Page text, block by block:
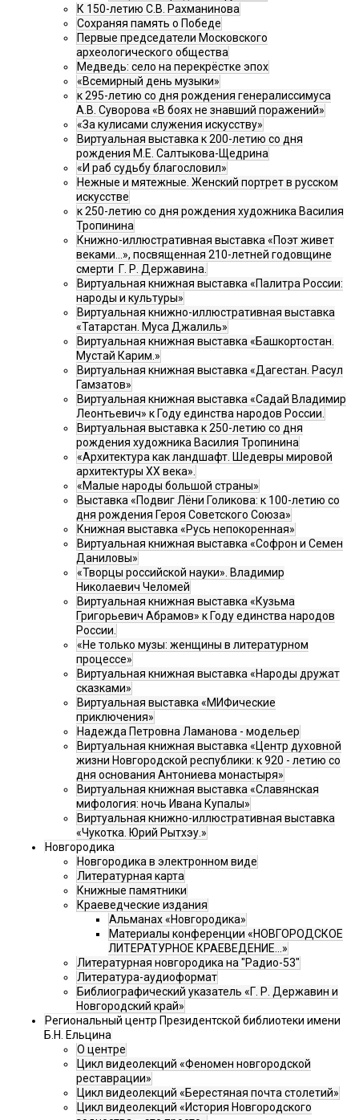
К 150-летию С.В. Рахманинова
Сохраняя память о Победе
Первые председатели Московского
археологического общества
Медведь: село на перекрёстке эпох
«Всемирный день музыки»
к 295-летию со дня рождения генералиссимуса
А.В. Суворова «В боях не знавший поражений»
«За кулисами служения искусству»
Виртуальная выставка к 200-летию со дня
рождения М.Е. Салтыкова-Щедрина
«И раб судьбу благословил»
Нежные и мятежные. Женский портрет в русском
искусстве
к 250-летию со дня рождения художника Василия
Тропинина
Книжно-иллюстративная выставка «Поэт живет
веками…», посвященная 210-летней годовщине
смерти Г. Р. Державина.
Виртуальная книжная выставка «Палитра России:
народы и культуры»
Виртуальная книжно-иллюстративная выставка
«Татарстан. Муса Джалиль»
Виртуальная книжная выставка «Башкортостан.
Мустай Карим.»
Виртуальная книжная выставка «Дагестан. Расул
Гамзатов»
Виртуальная книжная выставка «Садай Владимир
Леонтьевич» к Году единства народов России.
Виртуальная выставка к 250-летию со дня
рождения художника Василия Тропинина
«Архитектура как ландшафт. Шедевры мировой
архитектуры XX века».
«Малые народы большой страны»
Выставка «Подвиг Лёни Голикова: к 100-летию со
дня рождения Героя Советского Союза»
Книжная выставка «Русь непокоренная»
Виртуальная книжная выставка «Софрон и Семен
Даниловы»
«Творцы российской науки». Владимир
Николаевич Челомей
Виртуальная книжная выставка «Кузьма
Григорьевич Абрамов» к Году единства народов
России.
«Не только музы: женщины в литературном
процессе»
Виртуальная книжная выставка «Народы дружат
сказками»
Виртуальная выставка «МИФические
приключения»
Надежда Петровна Ламанова - модельер
Виртуальная книжная выставка «Центр духовной
жизни Новгородской республики: к 920 - летию со
дня основания Антониева монастыря»
Виртуальная книжная выставка «Славянская
мифология: ночь Ивана Купалы»
Виртуальная книжно-иллюстративная выставка
«Чукотка. Юрий Рытхэу.»
Новгородика
Новгородика в электронном виде
Литературная карта
Книжные памятники
Краеведческие издания
Альманах «Новгородика»
Материалы конференции «НОВГОРОДСКОЕ
ЛИТЕРАТУРНОЕ КРАЕВЕДЕНИЕ...»
Литературная новгородика на "Радио-53"
Литература-аудиоформат
Библиографический указатель «Г. Р. Державин и
Новгородский край»
Региональный центр Президентской библиотеки имени
Б.Н. Ельцина
О центре
Цикл видеолекций «Феномен новгородской
реставрации»
Цикл видеолекций «Берестяная почта столетий»
Цикл видеолекций «История Новгородского